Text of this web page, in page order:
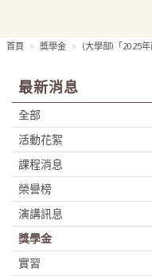
首頁 獎學金 (大學部)「2025
最新消息
全部
活動花絮
課程消息
榮譽榜
演講訊息
獎學金
實習